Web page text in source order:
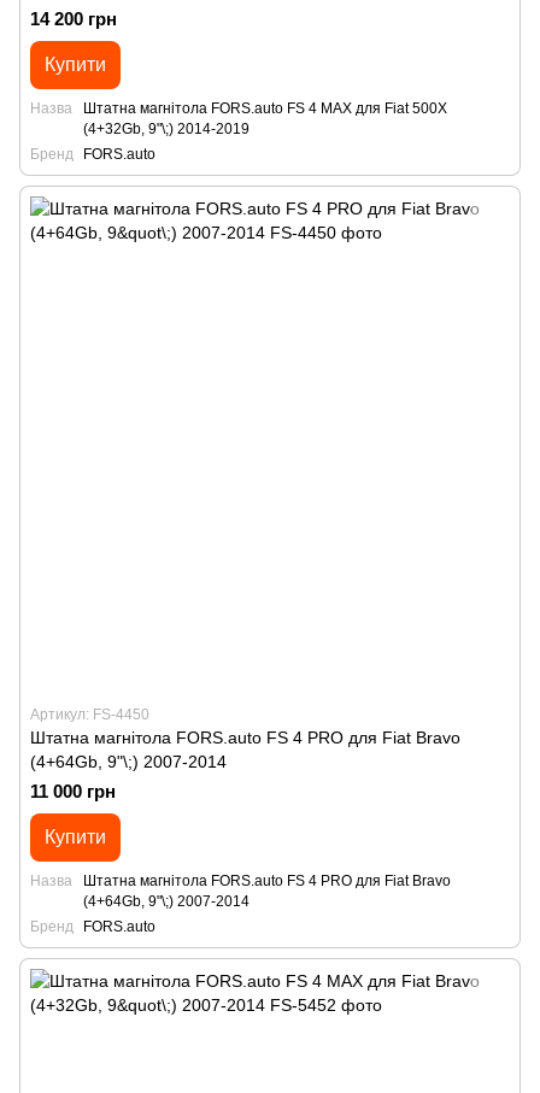
14 200 грн
Купити
Назва
Штатна магнітола FORS.auto FS 4 MAX для Fiat 500X
(4+32Gb, 9"\;) 2014-2019
Бренд
FORS.auto
Артикул: FS-4450
Штатна магнітола FORS.auto FS 4 PRO для Fiat Bravo
(4+64Gb, 9"\;) 2007-2014
11 000 грн
Купити
Назва
Штатна магнітола FORS.auto FS 4 PRO для Fiat Bravo
(4+64Gb, 9"\;) 2007-2014
Бренд
FORS.auto